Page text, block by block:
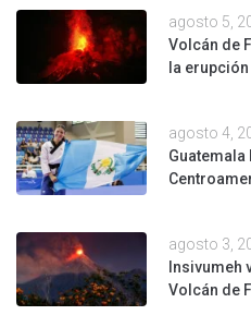
agosto 5,
Volcán de
la erupción
agosto 4,
agosto 3,
Insivumeh
Volcán de